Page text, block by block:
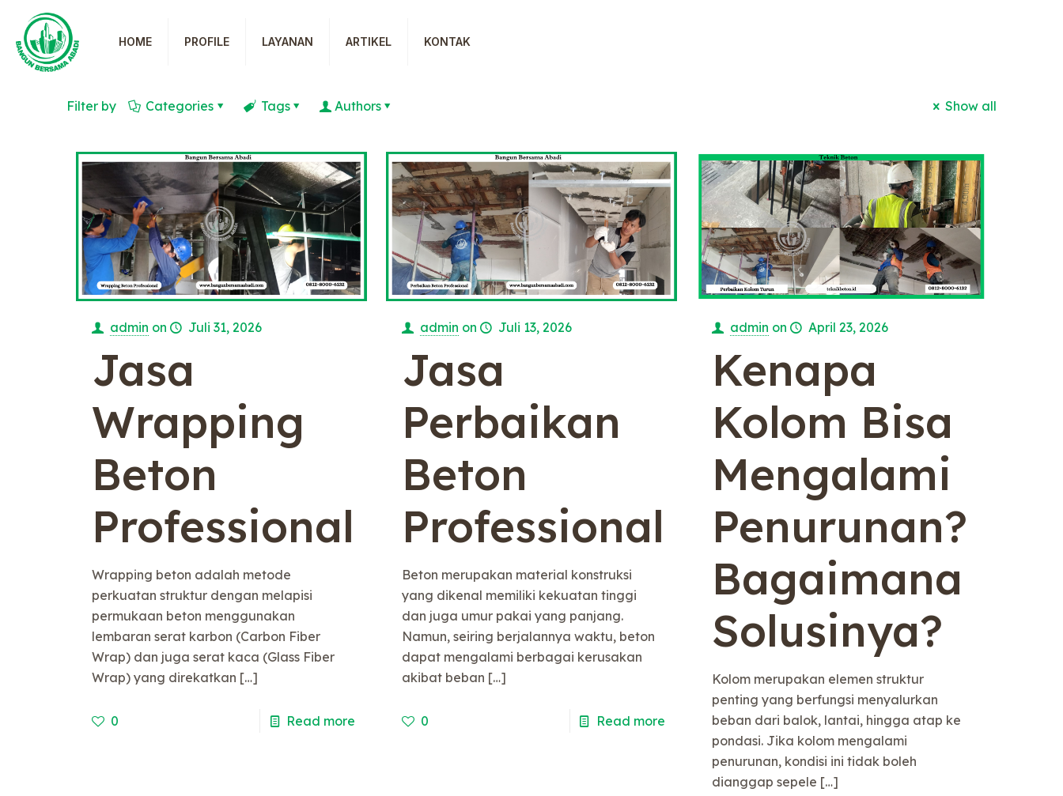
HOME PROFILE LAYANAN ARTIKEL KONTAK
Filter by Categories Tags Authors Show all
admin on Juli 31, 2026
Jasa
Wrapping
Beton
Professional
Wrapping beton adalah metode
perkuatan struktur dengan melapisi
permukaan beton menggunakan
lembaran serat karbon (Carbon Fiber
Wrap) dan juga serat kaca (Glass Fiber
Wrap) yang direkatkan […]
0 Read more
admin on Juli 13, 2026
Jasa
Perbaikan
Beton
Professional
Beton merupakan material konstruksi
yang dikenal memiliki kekuatan tinggi
dan juga umur pakai yang panjang.
Namun, seiring berjalannya waktu, beton
dapat mengalami berbagai kerusakan
akibat beban […]
0 Read more
admin on April 23, 2026
Kenapa
Kolom Bisa
Mengalami
Penurunan?
Bagaimana
Solusinya?
Kolom merupakan elemen struktur
penting yang berfungsi menyalurkan
beban dari balok, lantai, hingga atap ke
pondasi. Jika kolom mengalami
penurunan, kondisi ini tidak boleh
dianggap sepele […]